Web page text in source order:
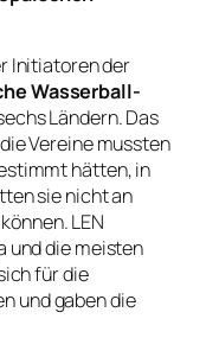
Initiatoren der
Wasserball-
Ländern. Das
Vereine mussten
hätten, in
sie nicht an
LEN
und die meisten
für die
und gaben die